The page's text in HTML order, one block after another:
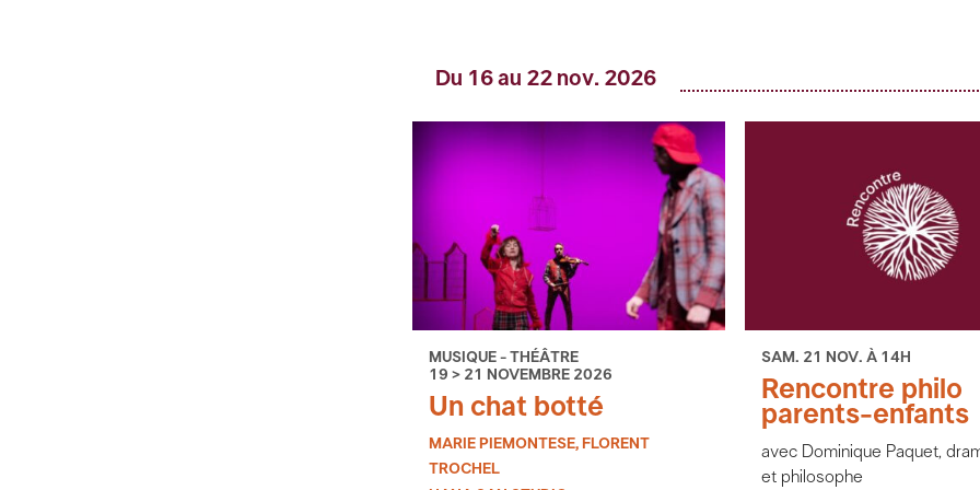
Du 16 au 22 nov. 2026
MUSIQUE - THÉÂTRE
19 > 21 NOVEMBRE 2026
Un chat botté
MARIE PIEMONTESE, FLORENT
TROCHEL
SAM. 21 NOV. À 14H
Rencontre philo
parents-enfants
avec Dominique Paquet,
et philosophe